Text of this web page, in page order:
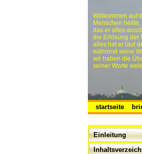
Willkommen auf
Menschen
das er alles
die Erlösung der
alles hat er laut
während seine
wir haben die
seiner Worte
startseite
Einleitung